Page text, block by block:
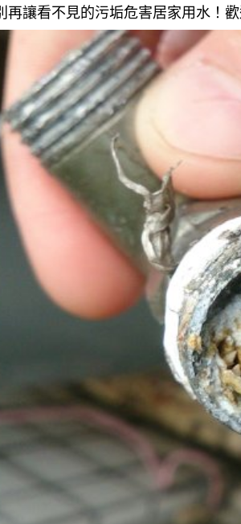
再讓看不見的污垢危害居家用水！